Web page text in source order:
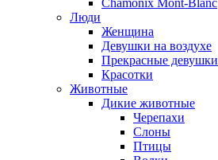
Chamonix Mont-Blanc
Люди
Женщина
Девушки на воздухе
Прекрасные девушки
Красотки
Животные
Дикие животные
Черепахи
Слоны
Птицы